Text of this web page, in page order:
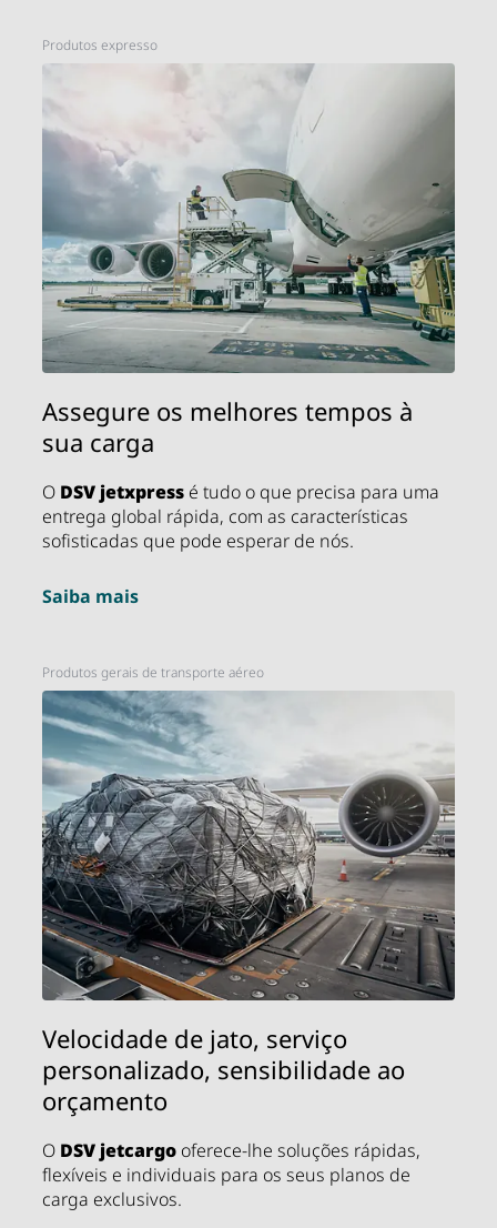
Produtos expresso
Assegure os melhores tempos à
sua carga
O DSV jetxpress é tudo o que precisa para uma
entrega global rápida, com as características
sofisticadas que pode esperar de nós.
Saiba mais
Produtos gerais de transporte aéreo
Velocidade de jato, serviço
personalizado, sensibilidade ao
orçamento
O DSV jetcargo oferece-lhe soluções rápidas,
flexíveis e individuais para os seus planos de
carga exclusivos.